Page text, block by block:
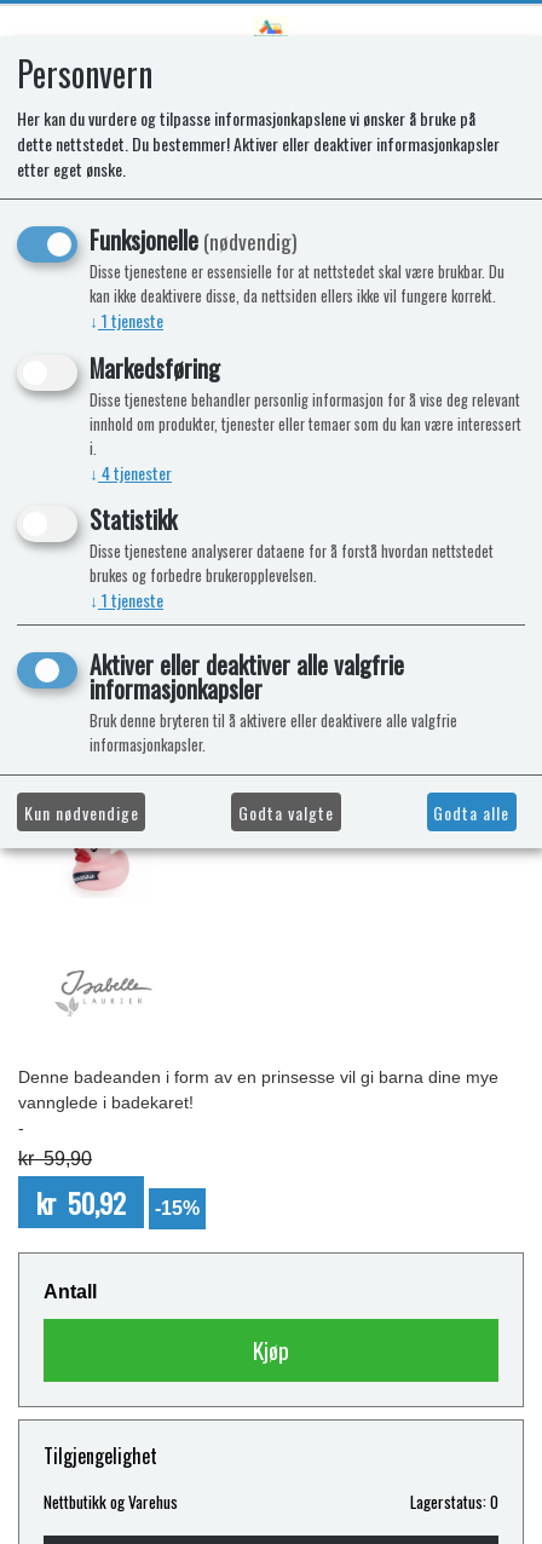
BADEAND - PRINSESSE
Størrelse 55 x 58 x 50 mm
Kampanje
Denne badeanden i form av en prinsesse vil gi barna dine mye
vannglede i badekaret!
-
kr 59,90
kr 50,92 -15%
Antall
Kjøp
Tilgjengelighet
Nettbutikk og Varehus Lagerstatus: 0
Personvern
Her kan du vurdere og tilpasse informasjonkapslene vi ønsker å bruke på
dette nettstedet. Du bestemmer! Aktiver eller deaktiver informasjonkapsler
etter eget ønske.
Funksjonelle(nødvendig)
Disse tjenestene er essensielle for at nettstedet skal være brukbar. Du
kan ikke deaktivere disse, da nettsiden ellers ikke vil fungere korrekt.
↓ 1tjeneste
Markedsføring
Disse tjenestene behandler personlig informasjon for å vise deg relevant
innhold om produkter, tjenester eller temaer som du kan være interessert
i.
↓ 4tjenester
Statistikk
Disse tjenestene analyserer dataene for å forstå hvordan nettstedet
brukes og forbedre brukeropplevelsen.
↓ 1tjeneste
Aktiver eller deaktiver alle valgfrie
informasjonkapsler
Bruk denne bryteren til å aktivere eller deaktivere alle valgfrie
informasjonkapsler.
Kun nødvendige Godta valgte Godta alle